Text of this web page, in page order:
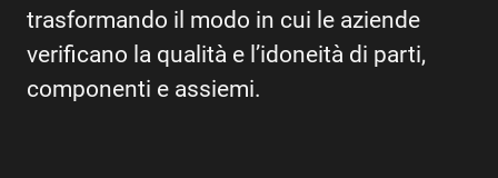
trasformando il modo in cui le aziende
verificano la qualità e l’idoneità di parti,
componenti e assiemi.